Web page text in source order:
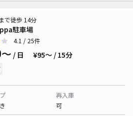
駐車場
で徒歩 14分
4.1 / 25件
/ 日 ¥95〜 / 15分
再入庫
可